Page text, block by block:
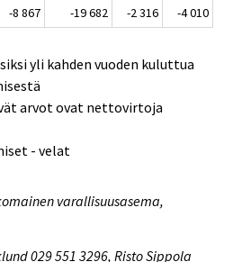
-8 867 -19 682 -2 316 -4 010
yli kahden vuoden kuluttua
arvot ovat nettovirtoja
- velat
varallisuusasema,
029 551 3296, Risto Sippola